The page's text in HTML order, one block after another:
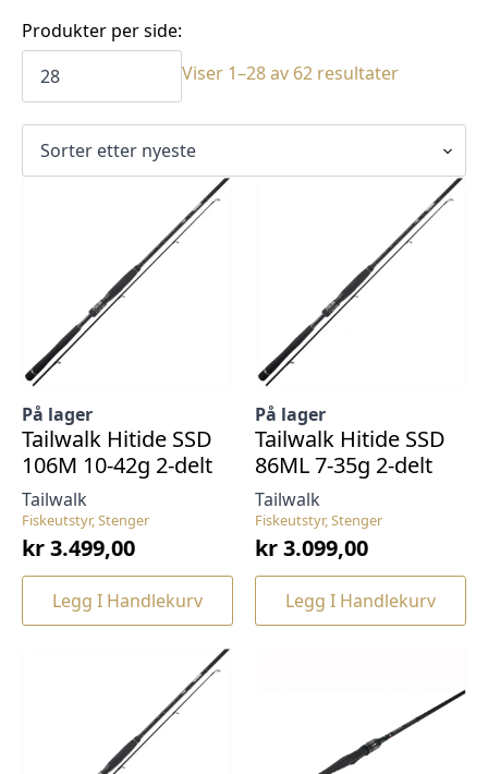
Produkter per side:
Viser 1–28 av 62 resultaterSortert
siste
Fiskeutstyr, Stenger
Tailwalk
På lager
Tailwalk Hitide SSD
106M 10-42g 2-delt
kr3.499,00
Legg I Handlekurv
Fiskeutstyr, Stenger
Tailwalk
På lager
Tailwalk Hitide SSD
86ML 7-35g 2-delt
kr3.099,00
Legg I Handlekurv